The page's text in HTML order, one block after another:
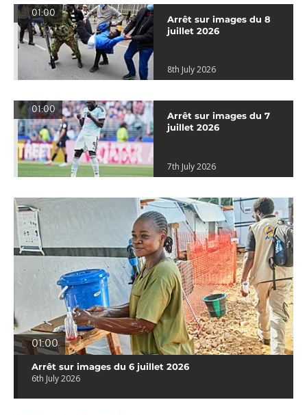
01:00
Arrêt sur images du 8
juillet 2026
8th July 2026
01:00
Arrêt sur images du 7
juillet 2026
7th July 2026
01:00
Arrêt sur images du 6 juillet 2026
6th July 2026